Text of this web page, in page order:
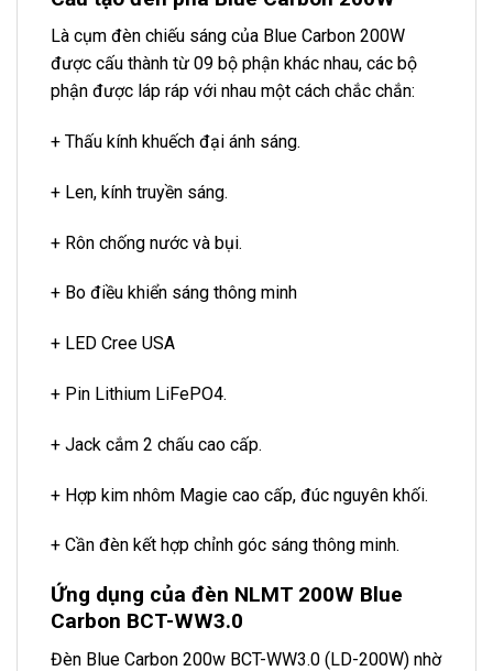
Là cụm đèn chiếu sáng của Blue Carbon 200W
được cấu thành từ 09 bộ phận khác nhau, các bộ
phận được láp ráp với nhau một cách chắc chắn:
+ Thấu kính khuếch đại ánh sáng.
+ Len, kính truyền sáng.
+ Rôn chống nước và bụi.
+ Bo điều khiển sáng thông minh
+ LED Cree USA
+ Pin Lithium LiFePO4.
+ Jack cắm 2 chấu cao cấp.
+ Hợp kim nhôm Magie cao cấp, đúc nguyên khối.
+ Cần đèn kết hợp chỉnh góc sáng thông minh.
Ứng dụng của đèn NLMT 200W Blue
Carbon BCT-WW3.0
Đèn Blue Carbon 200w BCT-WW3.0 (LD-200W) nhờ